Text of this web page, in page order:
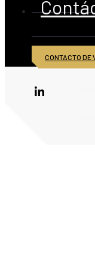
CONTACTO DE
© 2026 American